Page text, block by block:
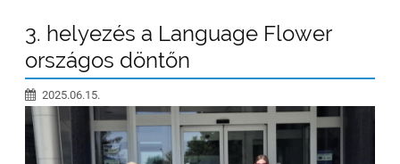
3. helyezés a Language Flower
országos döntőn
2025.06.15.